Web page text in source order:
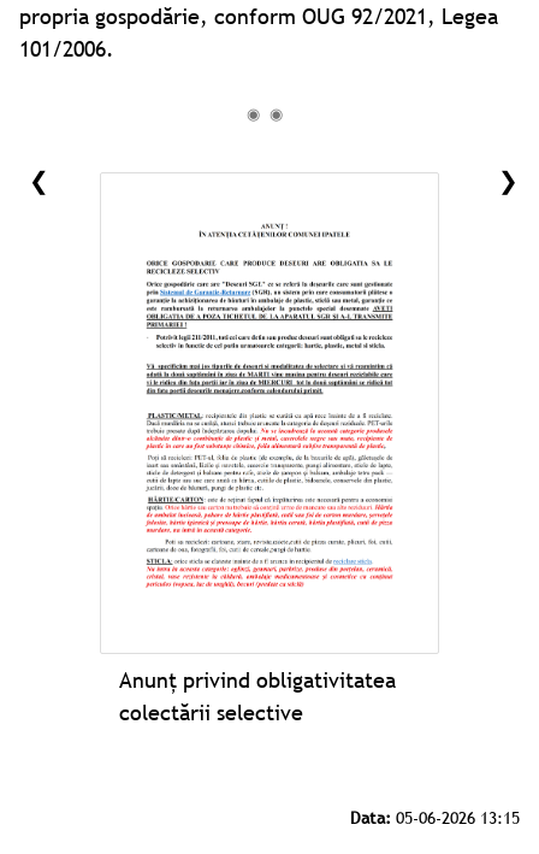
propria gospodărie, conform OUG 92/2021, Legea
101/2006.
◉ ◉
❮
Anunț privind obligativitatea
colectării selective
❯